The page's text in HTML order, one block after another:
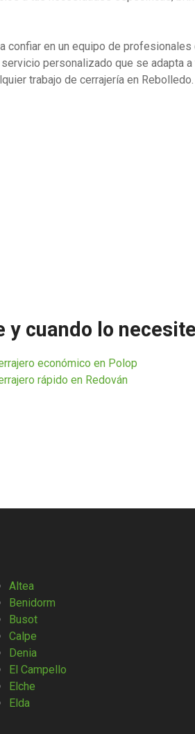
en un equipo de
personalizado que se adapta
trabajo de cerrajería en
y cuando lo
económico en Polop
rápido en Redován
Altea
Benidorm
Busot
Calpe
Denia
El Campello
Elche
Elda